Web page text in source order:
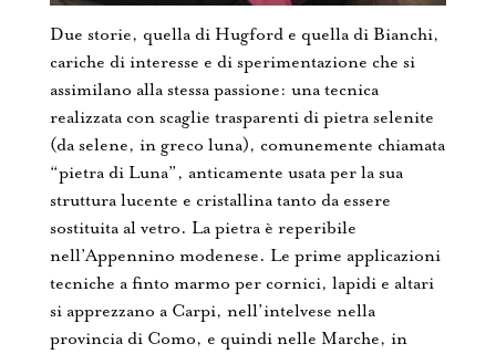
Due storie, quella di Hugford e quella di Bianchi,
cariche di interesse e di sperimentazione che si
assimilano alla stessa passione: una tecnica
realizzata con scaglie trasparenti di pietra selenite
(da selene, in greco luna), comunemente chiamata
“pietra di Luna”, anticamente usata per la sua
struttura lucente e cristallina tanto da essere
sostituita al vetro. La pietra è reperibile
nell’Appennino modenese. Le prime applicazioni
tecniche a finto marmo per cornici, lapidi e altari
si apprezzano a Carpi, nell’intelvese nella
provincia di Como, e quindi nelle Marche, in